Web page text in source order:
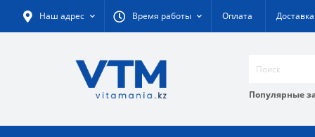
Наш адрес Время работы Оплата Доставка
Популярные